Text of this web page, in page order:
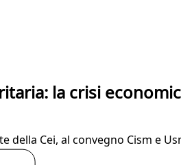
la crisi
della Cei, al convegno Cism e